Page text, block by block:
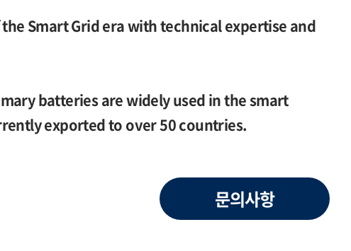
Smart Grid era with technical expertise and
batteries are widely used in the smart
exported to over 50 countries.
문의사항